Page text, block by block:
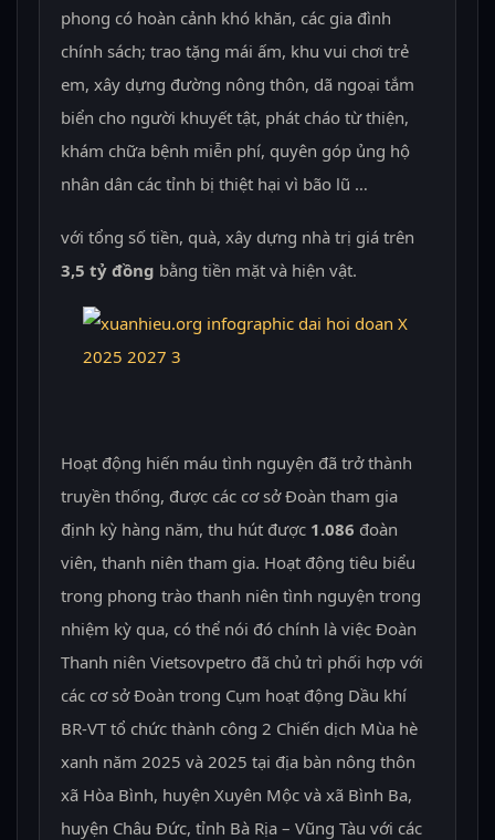
phong có hoàn cảnh khó khăn, các gia đình
chính sách; trao tặng mái ấm, khu vui chơi trẻ
em, xây dựng đường nông thôn, dã ngoại tắm
biển cho người khuyết tật, phát cháo từ thiện,
khám chữa bệnh miễn phí, quyên góp ủng hộ
nhân dân các tỉnh bị thiệt hại vì bão lũ …
với tổng số tiền, quà, xây dựng nhà trị giá trên
3,5 tỷ đồng bằng tiền mặt và hiện vật.
Hoạt động hiến máu tình nguyện đã trở thành
truyền thống, được các cơ sở Đoàn tham gia
định kỳ hàng năm, thu hút được 1.086 đoàn
viên, thanh niên tham gia. Hoạt động tiêu biểu
trong phong trào thanh niên tình nguyện trong
nhiệm kỳ qua, có thể nói đó chính là việc Đoàn
Thanh niên Vietsovpetro đã chủ trì phối hợp với
các cơ sở Đoàn trong Cụm hoạt động Dầu khí
BR-VT tổ chức thành công 2 Chiến dịch Mùa hè
xanh năm 2025 và 2025 tại địa bàn nông thôn
xã Hòa Bình, huyện Xuyên Mộc và xã Bình Ba,
huyện Châu Đức, tỉnh Bà Rịa – Vũng Tàu với các